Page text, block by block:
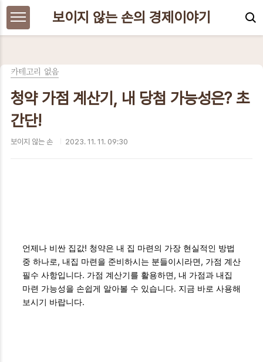
본문 바로가기
보이지 않는 손의 경제이야기
카테고리 없음
청약 가점 계산기, 내 당첨 가능성은? 초
간단!
보이지 않는 손 2023. 11. 11. 09:30
언제나 비싼 집값! 청약은 내 집 마련의 가장 현실적인 방법
중 하나로, 내집 마련을 준비하시는 분들이시라면, 가점 계산
필수 사항입니다. 가점 계산기를 활용하면, 내 가점과 내집
마련 가능성을 손쉽게 알아볼 수 있습니다. 지금 바로 사용해
보시기 바랍니다.